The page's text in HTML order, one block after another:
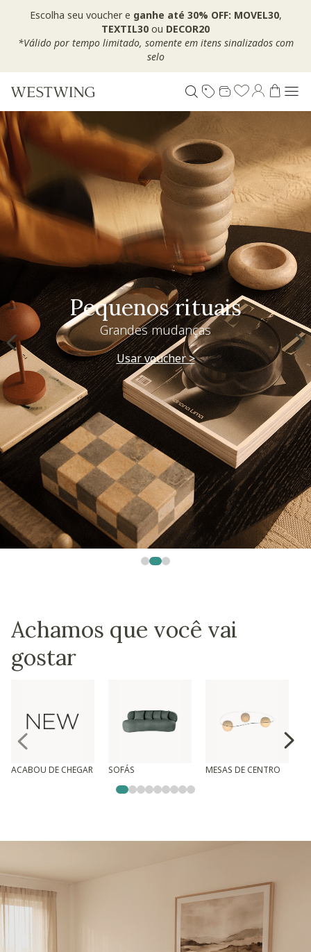
Escolha seu voucher e ganhe até 30% OFF: MOVEL30,
TEXTIL30 ou DECOR20
*Válido por tempo limitado, somente em itens sinalizados com
selo
Pequenos rituais
Grandes mudanças
Usar voucher >
Achamos que você vai
gostar
ACABOU DE CHEGAR SOFÁS MESAS DE CENTRO